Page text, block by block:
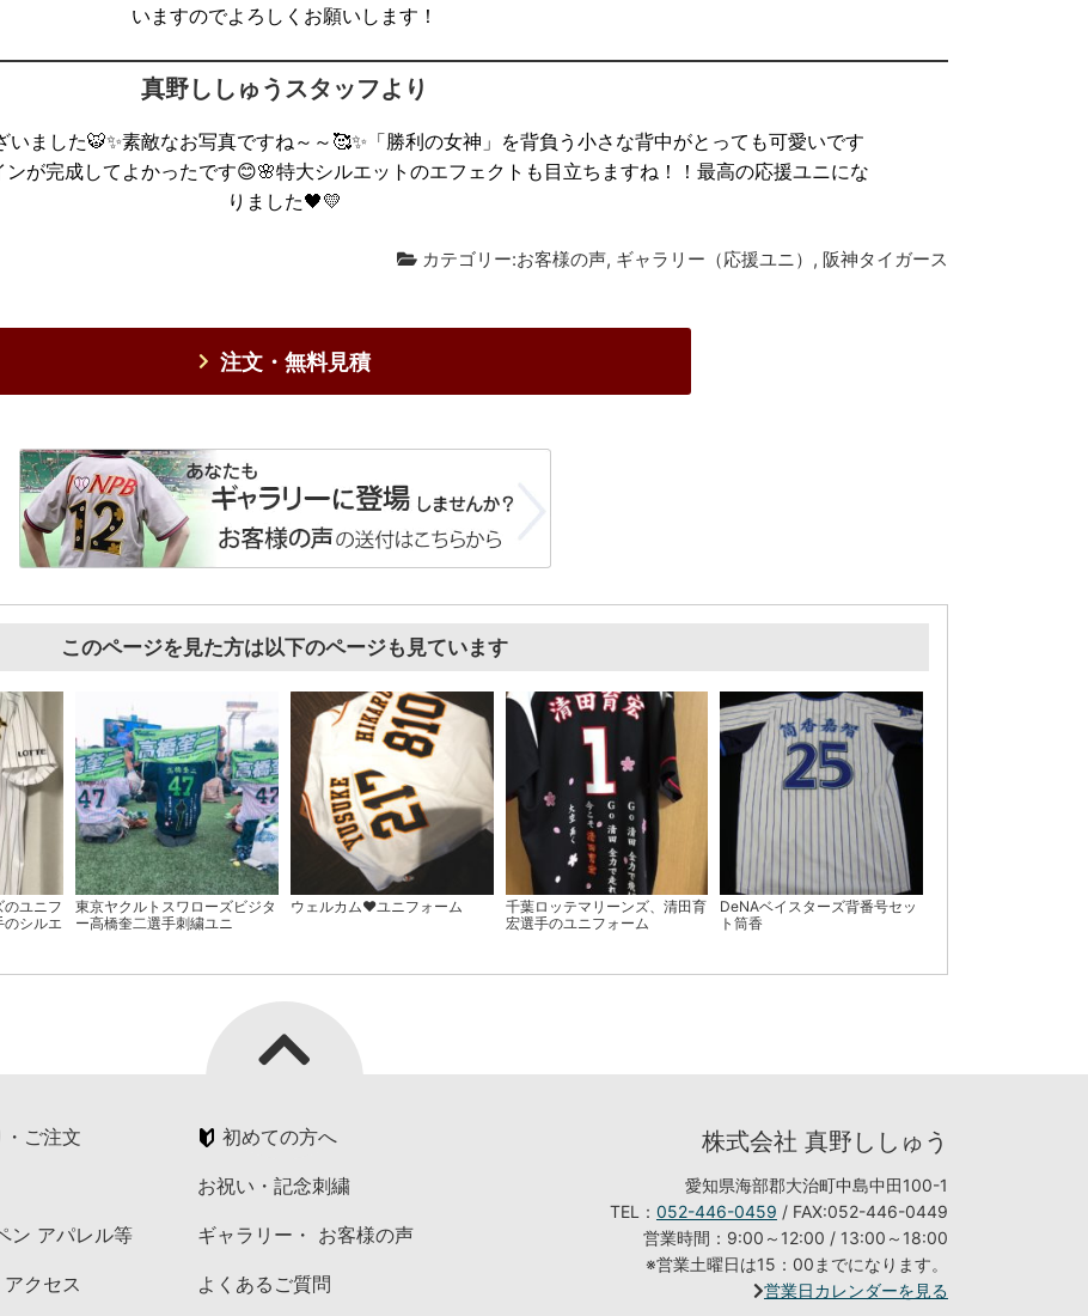
いますのでよろしくお願いします！
真野ししゅうスタッフより
ました🐯✨素敵なお写真ですね～～🥰✨「勝利の女神」を背負う小さな背中がとっても可愛いです
が完成してよかったです😊🌸特大シルエットのエフェクトも目立ちますね！！最高の応援ユニにな
りました🖤💛
カテゴリー:お客様の声, ギャラリー（応援ユニ） , 阪神タイガース
注文・無料見積
このページを見た方は以下のページも見ています
のユニフ
のシルエ
東京ヤクルトスワローズビジタ
ー高橋奎二選手刺繍ユニ
ウェルカム♥ユニフォーム
千葉ロッテマリーンズ、清田育
宏選手のユニフォーム
DeNAベイスターズ背番号セッ
ト筒香
ご注文 初めての方へ
お祝い・記念刺繍
ン アパレル等 ギャラリー・ お客様の声
クセス よくあるご質問
株式会社 真野ししゅう
愛知県海部郡大治町中島中田100-1
TEL： 052-446-0459 / FAX:052-446-0449
営業時間：9:00～12:00 / 13:00～18:00
※営業土曜日は15：00までになります。
営業日カレンダーを見る